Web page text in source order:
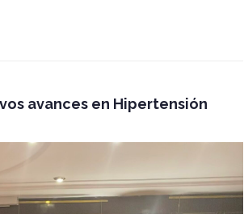
avances en Hipertensión